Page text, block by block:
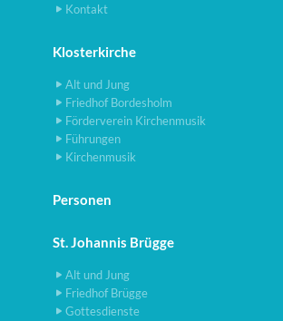
Kontakt
Klosterkirche
Alt und Jung
Friedhof Bordesholm
Förderverein Kirchenmusik
Führungen
Kirchenmusik
Personen
St. Johannis Brügge
Alt und Jung
Friedhof Brügge
Gottesdienste